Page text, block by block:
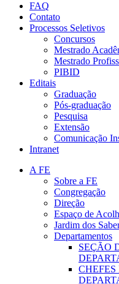
FAQ
Contato
Processos Seletivos
Concursos
Mestrado
Mestrado
PIBID
Editais
Graduação
Pós-graduação
Pesquisa
Extensão
Comunicação
Intranet
A FE
Sobre a FE
Congregação
Direção
Espaço de
Jardim dos
Departamentos
SEÇÃO
CHEFES